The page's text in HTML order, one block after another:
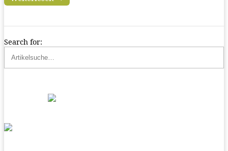
Search for: